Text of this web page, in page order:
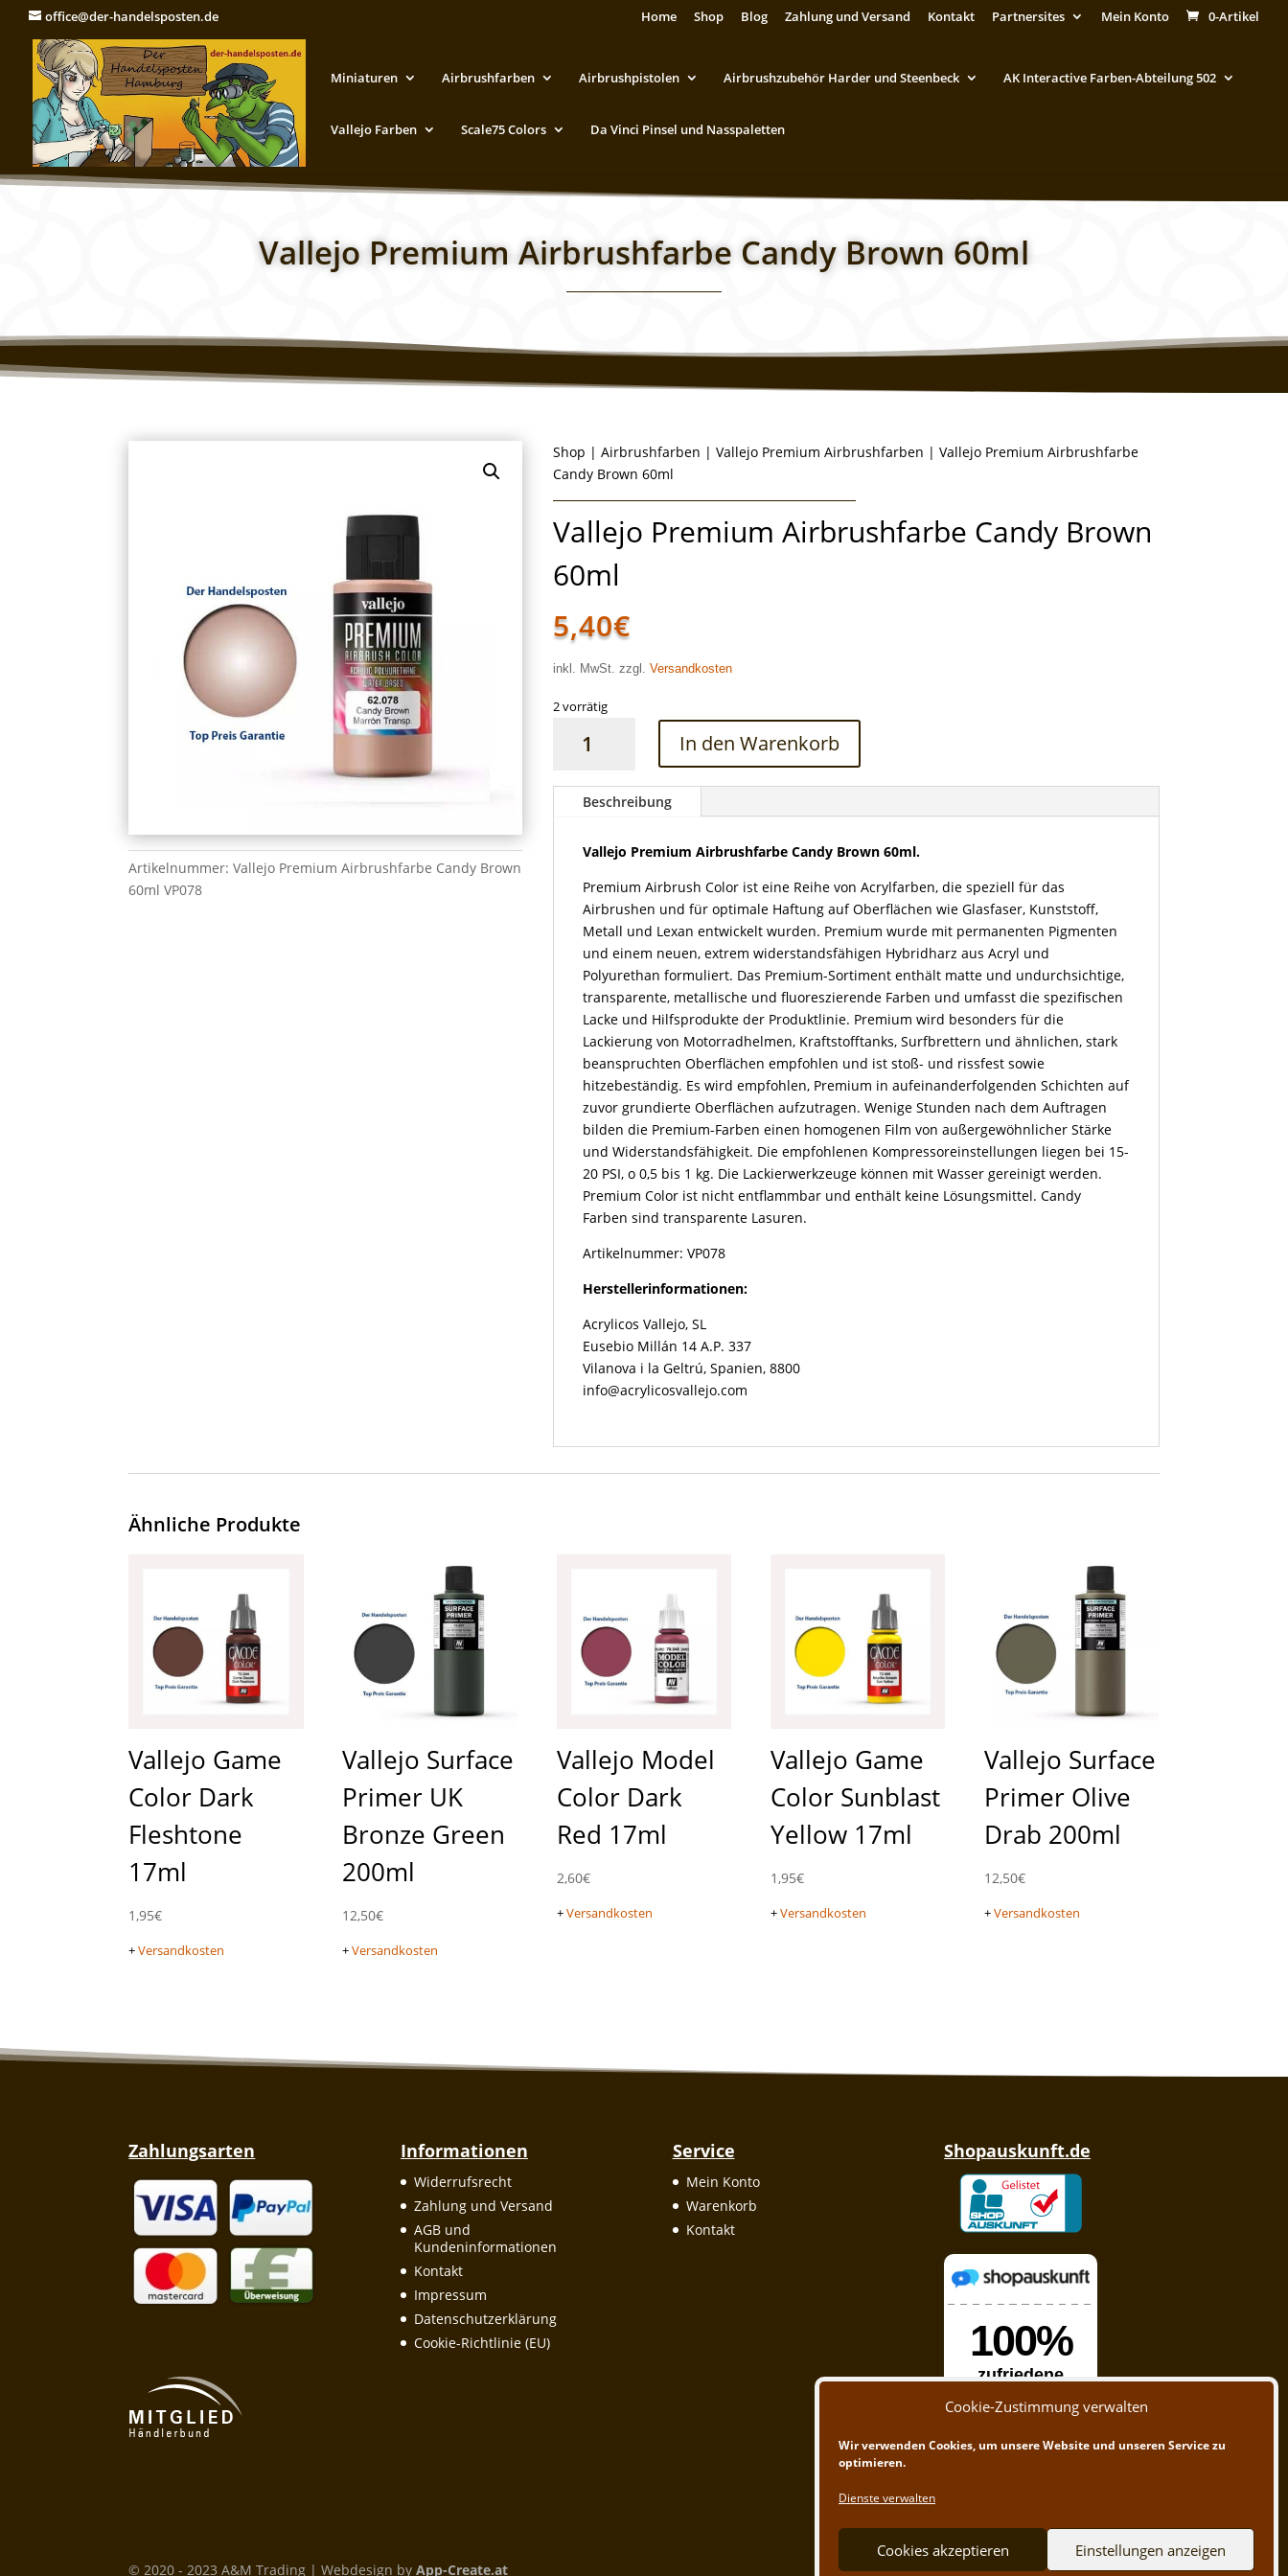
Cookie-Zustimmung verwalten
Wir verwenden Cookies, um unsere Website und unseren Service zu
optimieren.
Dienste verwalten
Cookies akzeptieren Einstellungen anzeigen
office@der-handelsposten.de Home Shop Blog Zahlung und Versand Kontakt Partnersites Mein Konto 0-Artikel
Miniaturen Airbrushfarben Airbrushpistolen Airbrushzubehör Harder und Steenbeck AK Interactive Farben-Abteilung 502
Vallejo Farben Scale75 Colors Da Vinci Pinsel und Nasspaletten
Vallejo Premium Airbrushfarbe Candy Brown 60ml
Artikelnummer:Vallejo Premium Airbrushfarbe Candy Brown
60ml VP078
Shop |Airbrushfarben |Vallejo Premium Airbrushfarben | Vallejo Premium Airbrushfarbe
Candy Brown 60ml
Vallejo Premium Airbrushfarbe Candy Brown
60ml
5,40€
inkl. MwSt. zzgl.Versandkosten
2 vorrätig
Premium
Candy
Menge
In den Warenkorb
Beschreibung
Vallejo Premium Airbrushfarbe Candy Brown 60ml.
Premium Airbrush Color ist eine Reihe von Acrylfarben, die speziell für das
Airbrushen und für optimale Haftung auf Oberflächen wie Glasfaser, Kunststoff,
Metall und Lexan entwickelt wurden. Premium wurde mit permanenten Pigmenten
und einem neuen, extrem widerstandsfähigen Hybridharz aus Acryl und
Polyurethan formuliert. Das Premium-Sortiment enthält matte und undurchsichtige,
transparente, metallische und fluoreszierende Farben und umfasst die spezifischen
Lacke und Hilfsprodukte der Produktlinie. Premium wird besonders für die
Lackierung von Motorradhelmen, Kraftstofftanks, Surfbrettern und ähnlichen, stark
beanspruchten Oberflächen empfohlen und ist stoß- und rissfest sowie
hitzebeständig. Es wird empfohlen, Premium in aufeinanderfolgenden Schichten auf
zuvor grundierte Oberflächen aufzutragen. Wenige Stunden nach dem Auftragen
bilden die Premium-Farben einen homogenen Film von außergewöhnlicher Stärke
und Widerstandsfähigkeit. Die empfohlenen Kompressoreinstellungen liegen bei 15-
20 PSI, o 0,5 bis 1 kg. Die Lackierwerkzeuge können mit Wasser gereinigt werden.
Premium Color ist nicht entflammbar und enthält keine Lösungsmittel. Candy
Farben sind transparente Lasuren.
Artikelnummer: VP078
Herstellerinformationen:
Acrylicos Vallejo, SL
Eusebio Millán 14 A.P. 337
Vilanova i la Geltrú, Spanien, 8800
info@acrylicosvallejo.com
Ähnliche Produkte
Vallejo Game
Color Dark
Fleshtone
17ml
1,95€
+Versandkosten
Vallejo Surface
Primer UK
Bronze Green
200ml
12,50€
+Versandkosten
Vallejo Model
Color Dark
Red 17ml
2,60€
+Versandkosten
Vallejo Game
Color Sunblast
Yellow 17ml
1,95€
+Versandkosten
Vallejo Surface
Primer Olive
Drab 200ml
12,50€
+Versandkosten
Zahlungsarten Informationen
Widerrufsrecht
Zahlung und Versand
AGB und
Kundeninformationen
Kontakt
Impressum
Datenschutzerklärung
Cookie-Richtlinie (EU)
Service
Mein Konto
Warenkorb
Kontakt
Shopauskunft.de
© 2020 - 2023 A&M Trading | Webdesign byApp-Create.at